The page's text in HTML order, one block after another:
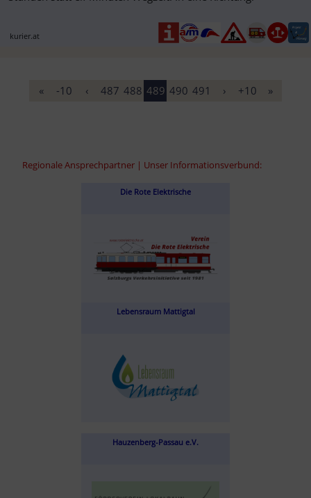
kurier.at
« -10 ‹ 487 488 489 490 491 › +10 »
Regionale Ansprechpartner | Unser Informationsverbund:
Die Rote Elektrische
Lebensraum Mattigtal
Hauzenberg-Passau e.V.